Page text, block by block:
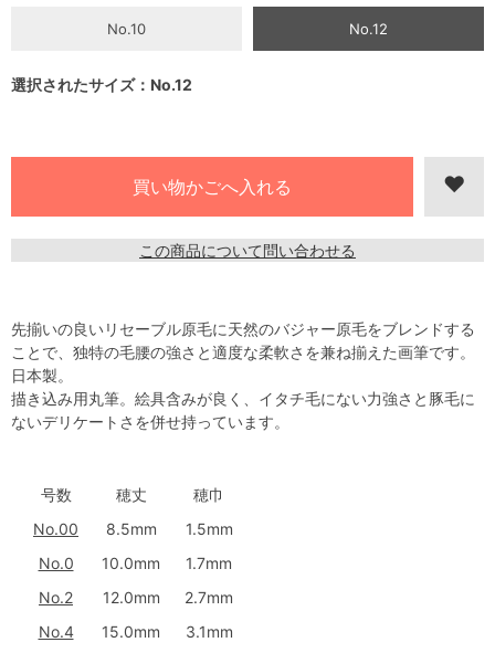
No.10 No.12
選択されたサイズ：No.12
この商品について問い合わせる
先揃いの良いリセーブル原毛に天然のバジャー原毛をブレンドする
ことで、独特の毛腰の強さと適度な柔軟さを兼ね揃えた画筆です。
日本製。
描き込み用丸筆。絵具含みが良く、イタチ毛にない力強さと豚毛に
ないデリケートさを併せ持っています。
号数 穂丈
穂巾
No.00
8.5mm
1.5mm
No.0
10.0mm
1.7mm
No.2
12.0mm
2.7mm
No.4
15.0mm
3.1mm